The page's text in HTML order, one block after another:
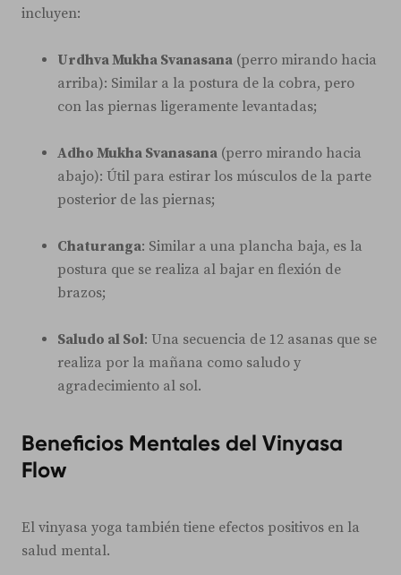
incluyen:
Urdhva Mukha Svanasana (perro mirando hacia
arriba): Similar a la postura de la cobra, pero
con las piernas ligeramente levantadas;
Adho Mukha Svanasana (perro mirando hacia
abajo): Útil para estirar los músculos de la parte
posterior de las piernas;
Chaturanga: Similar a una plancha baja, es la
postura que se realiza al bajar en flexión de
brazos;
Saludo al Sol: Una secuencia de 12 asanas que se
realiza por la mañana como saludo y
agradecimiento al sol.
Beneficios Mentales del Vinyasa
Flow
El vinyasa yoga también tiene efectos positivos en la
salud mental.